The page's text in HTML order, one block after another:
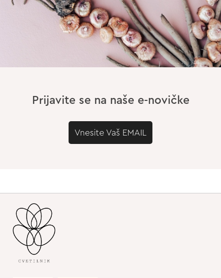
Prijavite se na naše e-novičke
Vnesite Vaš EMAIL